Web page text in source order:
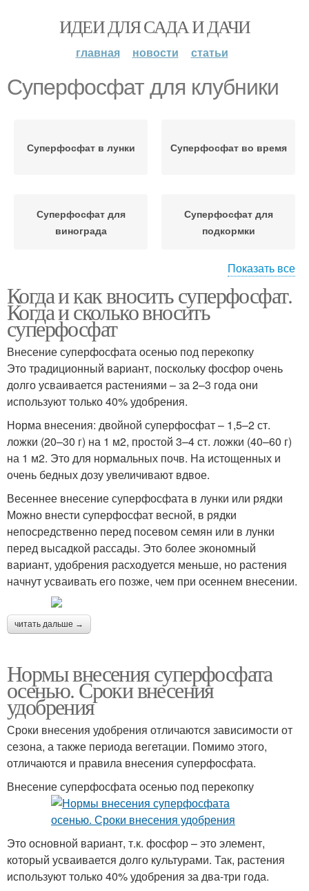
ИДЕИ ДЛЯ САДА И ДАЧИ
главная новости статьи
Суперфосфат для клубники
Суперфосфат в лунки Суперфосфат во время
Суперфосфат для
винограда
Суперфосфат для
подкормки
Двойной суперфосфат
Суперфосфат для
картофеля
Суперфосфат для
перца
Показать все
Когда и как вносить суперфосфат.
Когда и сколько вносить
суперфосфат
Внесение суперфосфата осенью под перекопку
Это традиционный вариант, поскольку фосфор очень
долго усваивается растениями – за 2–3 года они
используют только 40% удобрения.
Норма внесения: двойной суперфосфат – 1,5–2 ст.
ложки (20–30 г) на 1 м2, простой 3–4 ст. ложки (40–60 г)
на 1 м2. Это для нормальных почв. На истощенных и
очень бедных дозу увеличивают вдвое.
Весеннее внесение суперфосфата в лунки или рядки
Можно внести суперфосфат весной, в рядки
непосредственно перед посевом семян или в лунки
перед высадкой рассады. Это более экономный
вариант, удобрения расходуется меньше, но растения
начнут усваивать его позже, чем при осеннем внесении.
читать дальше →
Нормы внесения суперфосфата
осенью. Сроки внесения
удобрения
Сроки внесения удобрения отличаются зависимости от
сезона, а также периода вегетации. Помимо этого,
отличаются и правила внесения суперфосфата.
Внесение суперфосфата осенью под перекопку
Это основной вариант, т.к. фосфор – это элемент,
который усваивается долго культурами. Так, растения
используют только 40% удобрения за два-три года.